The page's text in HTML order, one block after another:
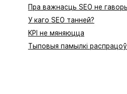
Пра важнасць SEO не
У каго SEO танней?
KPI не мяняюцца
Тыповыя памылкі